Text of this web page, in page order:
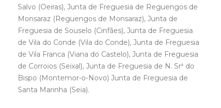
Salvo (Oeiras), Junta de Freguesia de Reguengos de
Monsaraz (Reguengos de Monsaraz), Junta de
Freguesia de Souselo (Cinfães), Junta de Freguesia
de Vila do Conde (Vila do Conde), Junta de Freguesia
de Vila Franca (Viana do Castelo), Junta de Freguesia
de Corroios (Seixal), Junta de Freguesia de N. Srª do
Bispo (Montemor-o-Novo) Junta de Freguesia de
Santa Marinha (Seia).